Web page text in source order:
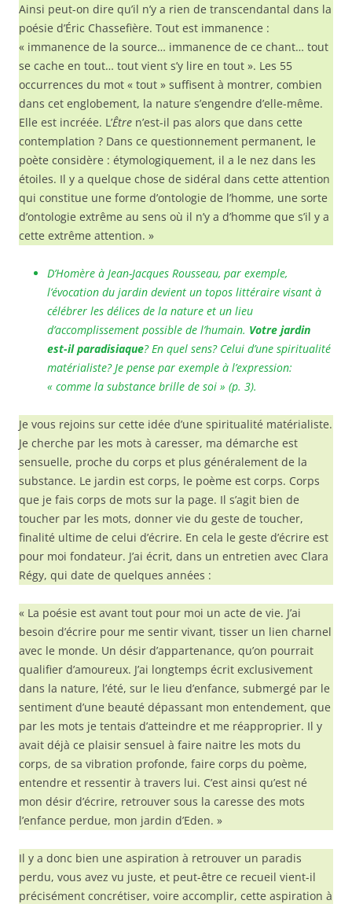
Ainsi peut-on dire qu’il n’y a rien de transcendantal dans la
poésie d’Éric Chassefière. Tout est immanence :
« immanence de la source… immanence de ce chant… tout
se cache en tout… tout vient s’y lire en tout ». Les 55
occurrences du mot « tout » suffisent à montrer, combien
dans cet englobement, la nature s’engendre d’elle-même.
Elle est incréée. L’Être n’est-il pas alors que dans cette
contemplation ? Dans ce questionnement permanent, le
poète considère : étymologiquement, il a le nez dans les
étoiles. Il y a quelque chose de sidéral dans cette attention
qui constitue une forme d’ontologie de l’homme, une sorte
d’ontologie extrême au sens où il n’y a d’homme que s’il y a
cette extrême attention. »
D’Homère à Jean-Jacques Rousseau, par exemple,
l’évocation du jardin devient un topos littéraire visant à
célébrer les délices de la nature et un lieu
d’accomplissement possible de l’humain. Votre jardin
est-il paradisiaque? En quel sens? Celui d’une spiritualité
matérialiste? Je pense par exemple à l’expression:
« comme la substance brille de soi » (p. 3).
Je vous rejoins sur cette idée d’une spiritualité matérialiste.
Je cherche par les mots à caresser, ma démarche est
sensuelle, proche du corps et plus généralement de la
substance. Le jardin est corps, le poème est corps. Corps
que je fais corps de mots sur la page. Il s’agit bien de
toucher par les mots, donner vie du geste de toucher,
finalité ultime de celui d’écrire. En cela le geste d’écrire est
pour moi fondateur. J’ai écrit, dans un entretien avec Clara
Régy, qui date de quelques années :
« La poésie est avant tout pour moi un acte de vie. J’ai
besoin d’écrire pour me sentir vivant, tisser un lien charnel
avec le monde. Un désir d’appartenance, qu’on pourrait
qualifier d’amoureux. J’ai longtemps écrit exclusivement
dans la nature, l’été, sur le lieu d’enfance, submergé par le
sentiment d’une beauté dépassant mon entendement, que
par les mots je tentais d’atteindre et me réapproprier. Il y
avait déjà ce plaisir sensuel à faire naitre les mots du
corps, de sa vibration profonde, faire corps du poème,
entendre et ressentir à travers lui. C’est ainsi qu’est né
mon désir d’écrire, retrouver sous la caresse des mots
l’enfance perdue, mon jardin d’Eden. »
Il y a donc bien une aspiration à retrouver un paradis
perdu, vous avez vu juste, et peut-être ce recueil vient-il
précisément concrétiser, voire accomplir, cette aspiration à